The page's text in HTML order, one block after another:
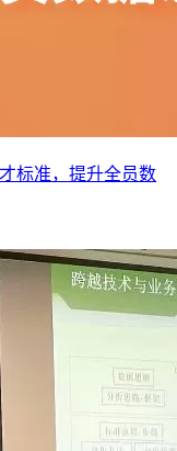
标准，提升全员数